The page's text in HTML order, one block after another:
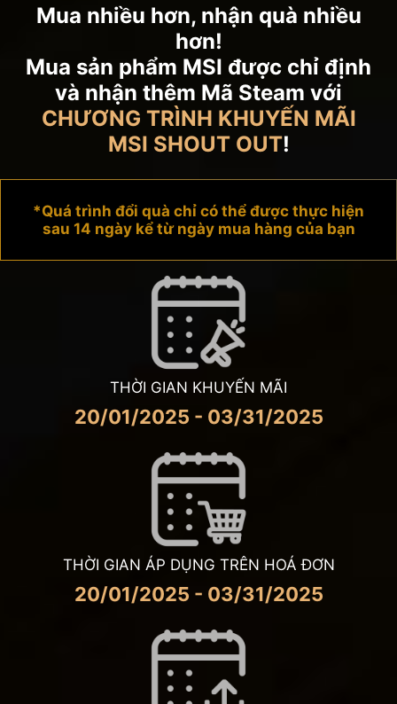
Mua nhiều hơn, nhận quà nhiều
hơn!
Mua sản phẩm MSI được chỉ định
và nhận thêm Mã Steam với
CHƯƠNG TRÌNH KHUYẾN MÃI
MSI SHOUT OUT!
*Quá trình đổi quà chỉ có thể được thực hiện
sau 14 ngày kể từ ngày mua hàng của bạn
THỜI GIAN KHUYẾN MÃI
20/01/2025 - 03/31/2025
THỜI GIAN ÁP DỤNG TRÊN HOÁ ĐƠN
20/01/2025 - 03/31/2025